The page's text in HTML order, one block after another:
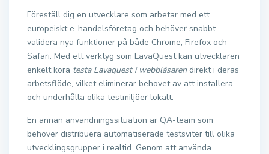
Föreställ dig en utvecklare som arbetar med ett
europeiskt e-handelsföretag och behöver snabbt
validera nya funktioner på både Chrome, Firefox och
Safari. Med ett verktyg som LavaQuest kan utvecklaren
enkelt köra testa Lavaquest i webbläsaren direkt i deras
arbetsflöde, vilket eliminerar behovet av att installera
och underhålla olika testmiljöer lokalt.
En annan användningssituation är QA-team som
behöver distribuera automatiserade testsviter till olika
utvecklingsgrupper i realtid. Genom att använda